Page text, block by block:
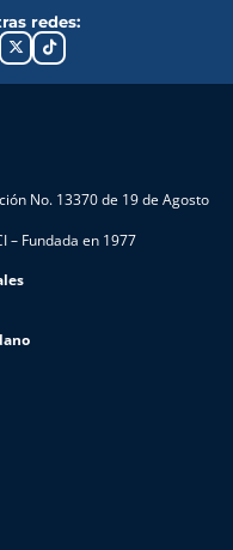
redes:
No. 13370 de 19 de Agosto
– Fundada en 1977